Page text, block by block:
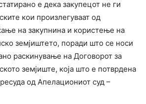
е дека закупецот не ги
кои произлегуваат од
на закупнина и користење на
земјиштето, поради што се носи
раскинување на Договорот за
земјиште, која што е потврдена
од Апелациониот суд –